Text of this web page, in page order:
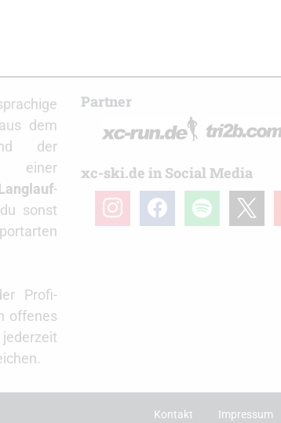
dem
der
einer
-
sonst
Profi-
offenes
Partner
xc-ski.de in Social Media
instagramfacebookspotify
Kontakt Impressum